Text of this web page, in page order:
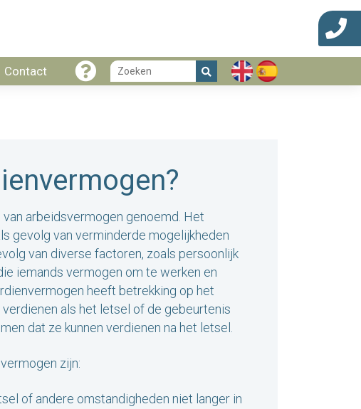
Contact
arbeidsvermogen genoemd. Het
gevolg van verminderde mogelijkheden
van diverse factoren, zoals persoonlijk
iemands vermogen om te werken en
heeft betrekking op het
als het letsel of de gebeurtenis
dat ze kunnen verdienen na het letsel.
zijn:
of andere omstandigheden niet langer in